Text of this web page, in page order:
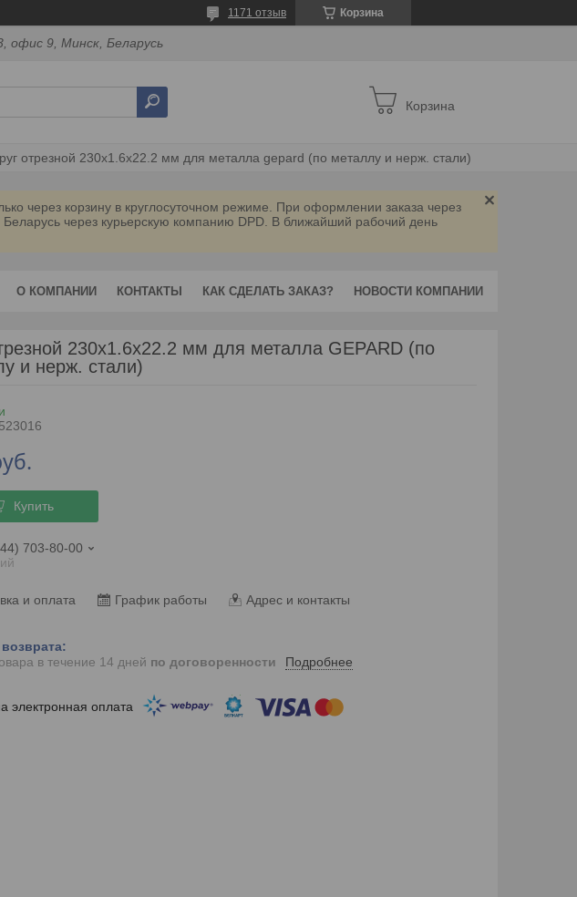
Корзина
1171 отзыв
офис 9, Минск, Беларусь
Корзина
отрезной 230х1.6x22.2 мм для металла gepard (по металлу и нерж. стали)
через корзину в круглосуточном режиме. При оформлении заказа через
через курьерскую компанию DPD. В ближайший рабочий день
О КОМПАНИИ КОНТАКТЫ КАК СДЕЛАТЬ ЗАКАЗ? НОВОСТИ КОМПАНИИ
230х1.6x22.2 мм для металла GEPARD (по
и нерж. стали)
Купить
703-80-00
и оплата График работы Адрес и контакты
в течение 14 дней по договоренности Подробнее